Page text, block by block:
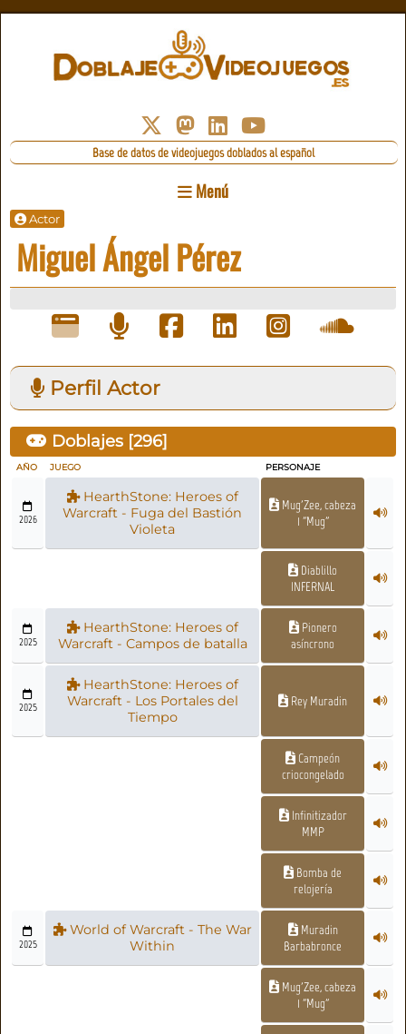
Base de datos de videojuegos doblados al español
Menú
Actor
Miguel Ángel Pérez
Perfil Actor
Doblajes [296]
AÑO JUEGO PERSONAJE
2026
HearthStone: Heroes of
Warcraft - Fuga del Bastión
Violeta
Mug'Zee, cabeza
1 "Mug"
Diablillo
INFERNAL
2025
HearthStone: Heroes of
Warcraft - Campos de batalla
Pionero
asíncrono
2025
HearthStone: Heroes of
Warcraft - Los Portales del
Tiempo
Rey Muradin
Campeón
criocongelado
Infinitizador
MMP
Bomba de
relojería
2025
World of Warcraft - The War
Within
Muradin
Barbabronce
Mug'Zee, cabeza
1 "Mug"